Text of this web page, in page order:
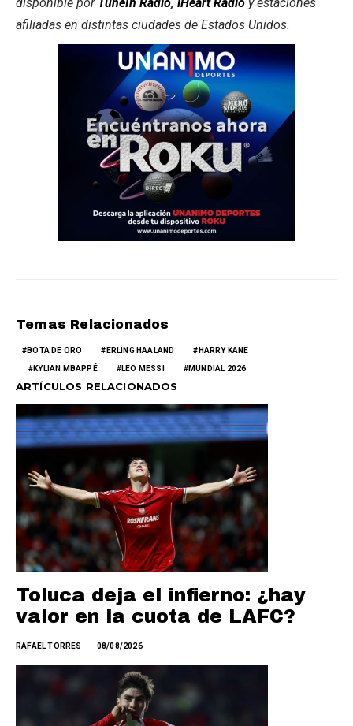
afiliadas en distintas ciudades de Estados Unidos.
Temas Relacionados
BOTA DE ORO ERLING HAALAND HARRY KANE
KYLIAN MBAPPÉ LEO MESSI MUNDIAL 2026
ARTÍCULOS RELACIONADOS
Toluca deja el infierno: ¿hay
valor en la cuota de LAFC?
RAFAEL TORRES 08/08/2026